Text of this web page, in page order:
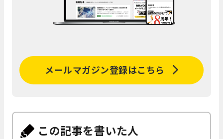
メールマガジン登録はこちら
この記事を書いた人